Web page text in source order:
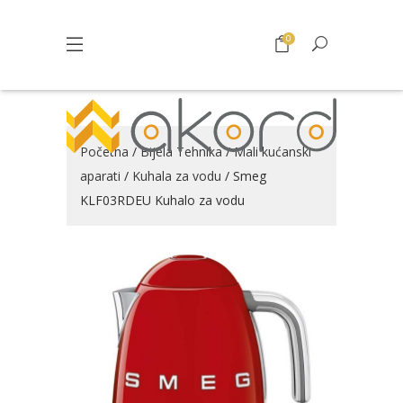
0
Početna /Bijela Tehnika/Mali kućanski
aparati / Kuhala za vodu / Smeg
KLF03RDEU Kuhalo za vodu